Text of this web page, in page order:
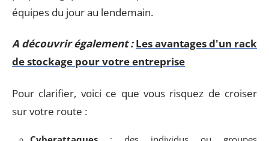
équipes du jour au lendemain.
A découvrir également : Les avantages d'un rack
de stockage pour votre entreprise
Pour clarifier, voici ce que vous risquez de croiser
sur votre route :